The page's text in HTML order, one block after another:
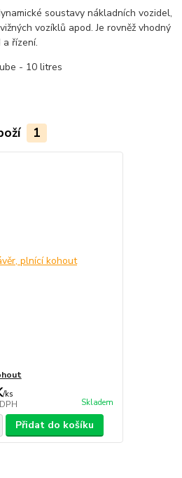
soustavy nákladních vozidel,
vozíklů apod. Je rovněž vhodný
řízení.
- 10 litres
1
/ks
Skladem
Přidat do košíku